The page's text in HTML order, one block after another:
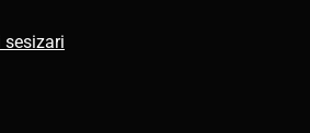
sesizari